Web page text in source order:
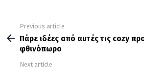
more
Previous article
Πάρε ιδέες από αυτές τις cozy
φθινόπωρο
Next article